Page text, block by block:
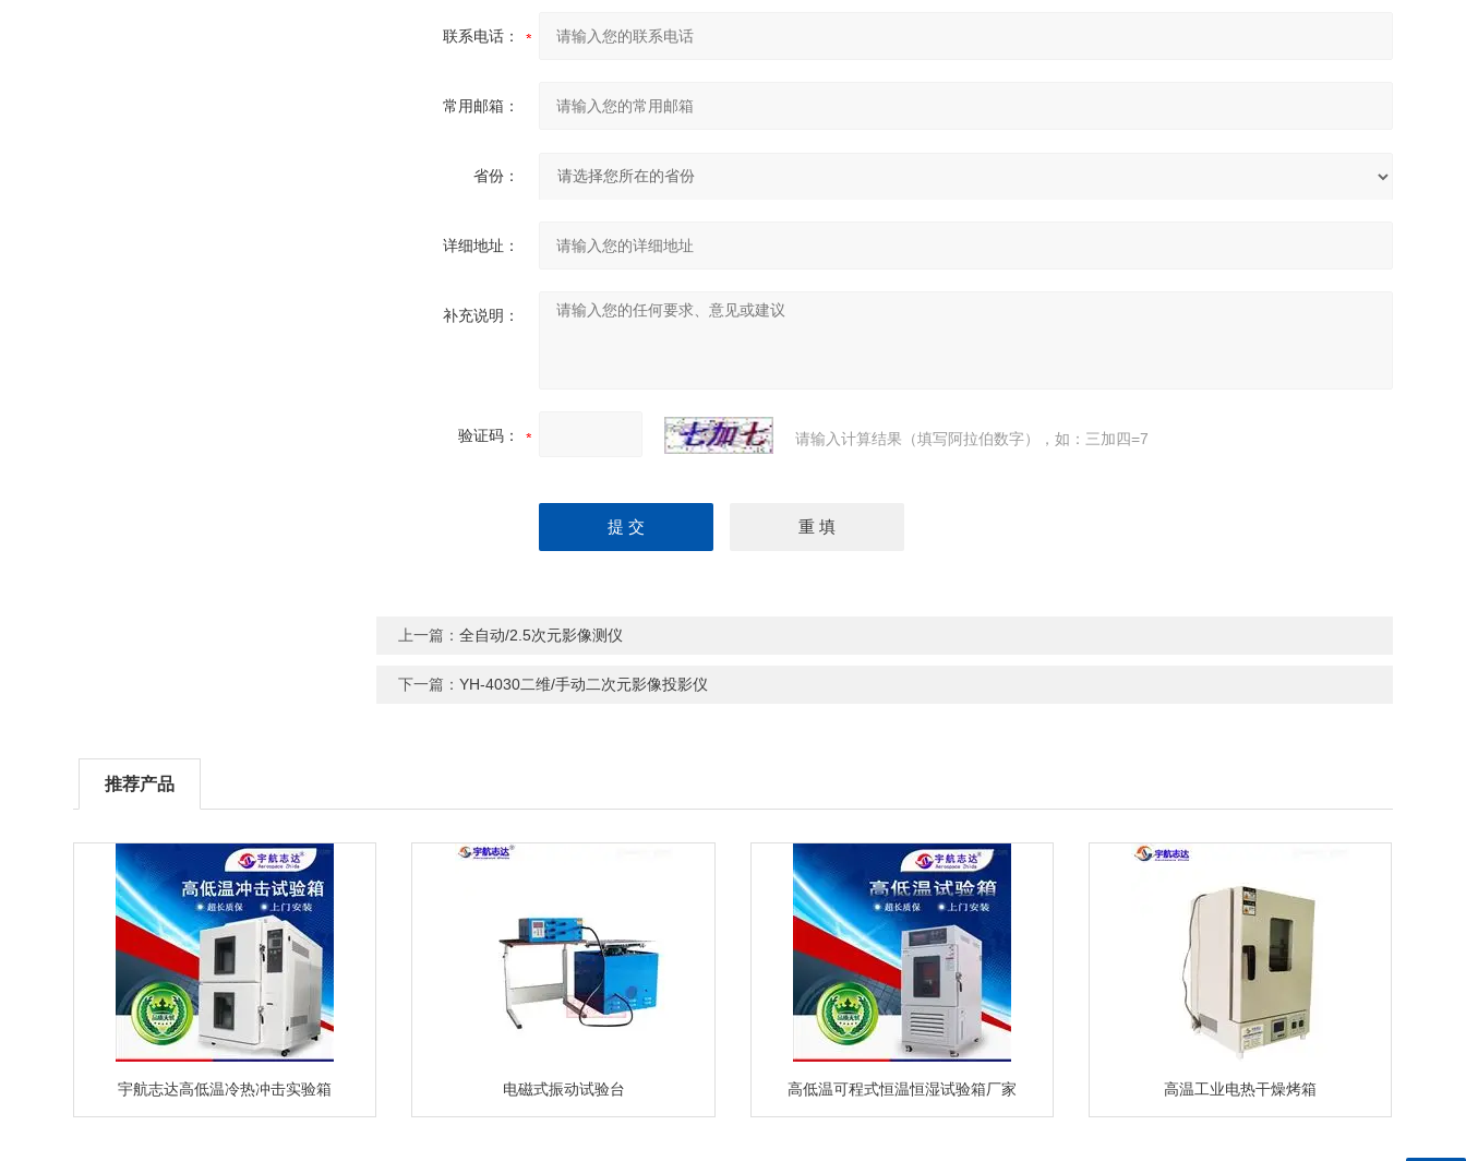
联系电话：
常用邮箱：
省份：
详细地址：
补充说明：
验证码： 请输入计算结果（填写阿拉伯数字），如：三加四=7
上一篇：全自动/2.5次元影像测仪
下一篇：YH-4030二维/手动二次元影像投影仪
推荐产品
宇航志达高低温冷热冲击实验箱 电磁式振动试验台 高低温可程式恒温恒湿试验箱厂家 高温工业电热干燥烤箱